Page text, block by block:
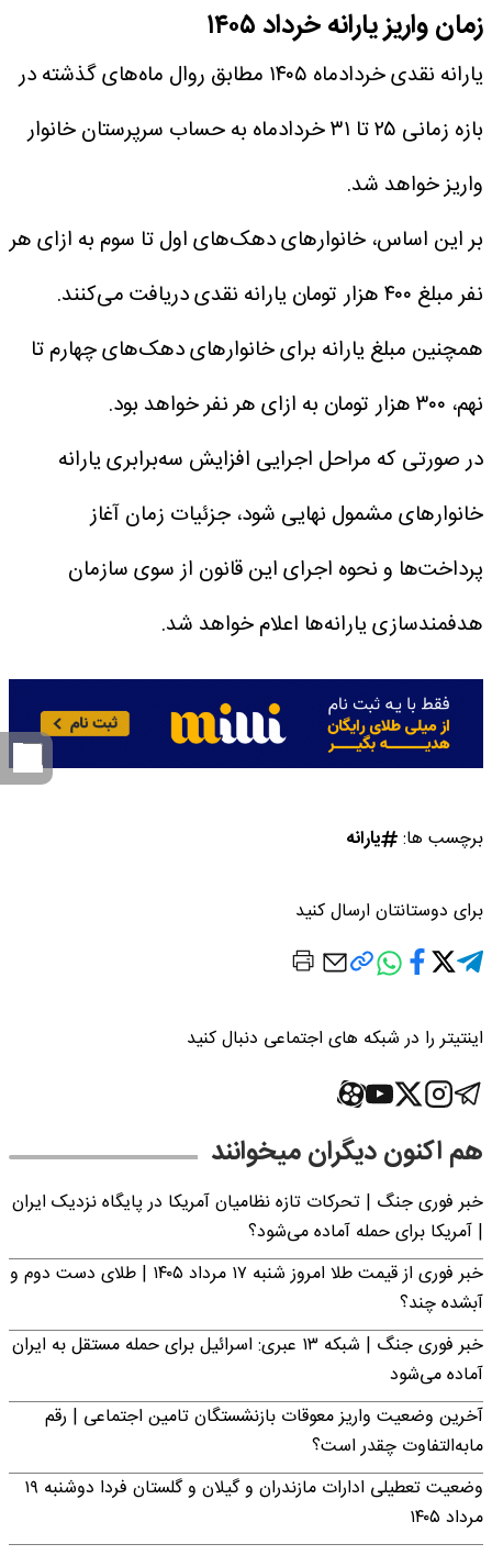
زمان واریز یارانه خرداد ۱۴۰۵
یارانه نقدی خردادماه ۱۴۰۵ مطابق روال ماه‌های گذشته در
بازه زمانی ۲۵ تا ۳۱ خردادماه به حساب سرپرستان خانوار
واریز خواهد شد.
بر این اساس، خانوارهای دهک‌های اول تا سوم به ازای هر
نفر مبلغ ۴۰۰ هزار تومان یارانه نقدی دریافت می‌کنند.
همچنین مبلغ یارانه برای خانوارهای دهک‌های چهارم تا
نهم، ۳۰۰ هزار تومان به ازای هر نفر خواهد بود.
در صورتی که مراحل اجرایی افزایش سه‌برابری یارانه
خانوارهای مشمول نهایی شود، جزئیات زمان آغاز
پرداخت‌ها و نحوه اجرای این قانون از سوی سازمان
هدفمندسازی یارانه‌ها اعلام خواهد شد.
برچسب ها: یارانه
برای دوستانتان ارسال کنید
اینتیتر را در شبکه های اجتماعی دنبال کنید
هم اکنون دیگران میخوانند
خبر فوری جنگ | تحرکات تازه نظامیان آمریکا در پایگاه نزدیک ایران
| آمریکا برای حمله آماده می‌شود؟
خبر فوری از قیمت طلا امروز شنبه ۱۷ مرداد ۱۴۰۵ | طلای دست دوم و
آبشده چند؟
خبر فوری جنگ | شبکه ۱۳ عبری: اسرائیل برای حمله مستقل به ایران
آماده می‌شود
آخرین وضعیت واریز معوقات بازنشستگان تامین اجتماعی | رقم
مابه‌التفاوت چقدر است؟
وضعیت تعطیلی ادارات مازندران و گیلان و گلستان فردا دوشنبه ۱۹
مرداد ۱۴۰۵